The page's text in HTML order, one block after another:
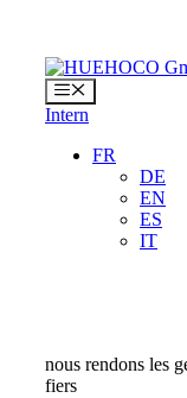
contenu
Menu
Intern
FR
DE
EN
ES
IT
nous rendons les
fiers